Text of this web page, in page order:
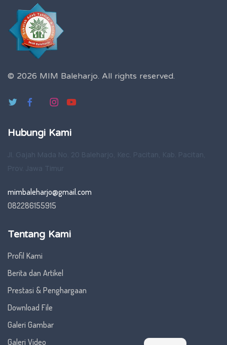
© 2026 MIM Baleharjo. All rights reserved.
Hubungi Kami
Jl. Gajah Mada No. 20 Baleharjo, Kec. Pacitan, Kab. Pacitan,
mimbaleharjo@gmail.com
082286155915
Tentang Kami
Profil Kami
Berita dan Artikel
Prestasi & Penghargaan
Download File
Galeri Gambar
Galeri Video